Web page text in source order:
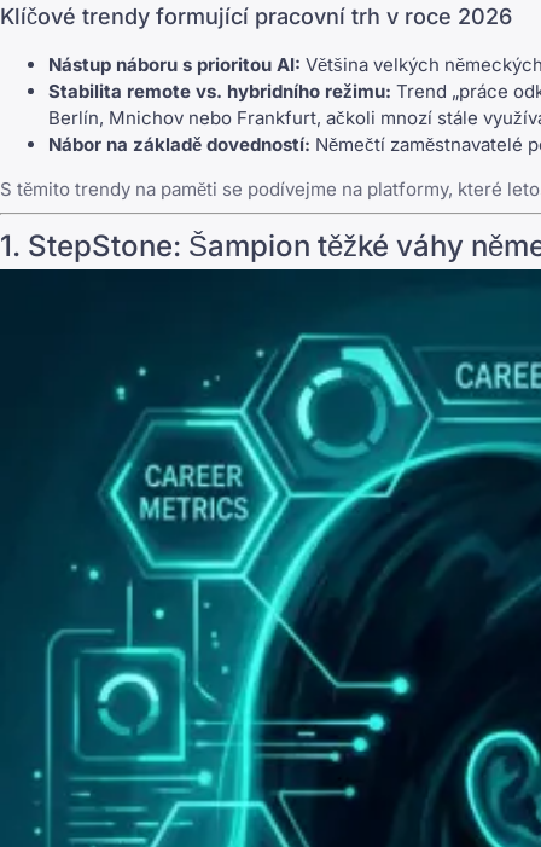
Klíčové trendy formující pracovní trh v roce 2026
Nástup náboru s prioritou AI: Většina velkých
Stabilita remote vs. hybridního režimu: Trend „práce
Berlín, Mnichov nebo Frankfurt, ačkoli mnozí stále
Nábor na základě dovedností: Němečtí zaměstnavatelé
S těmito trendy na paměti se podívejme na platformy, které
1. StepStone: Šampion těžké váhy